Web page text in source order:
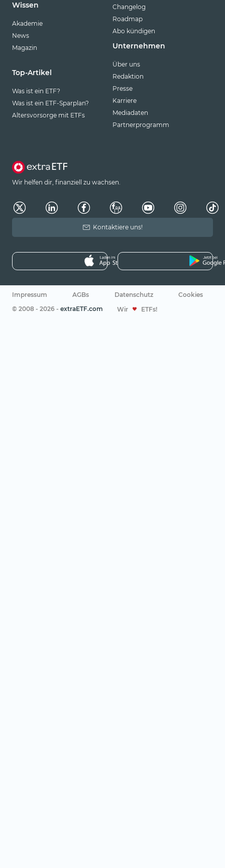
Wissen
Akademie
News
Magazin
Top-Artikel
Was ist ein ETF?
Was ist ein ETF-Sparplan?
Altersvorsorge mit ETFs
Changelog
Roadmap
Abo kündigen
Unternehmen
Über uns
Redaktion
Presse
Karriere
Mediadaten
Partnerprogramm
Wir helfen dir, finanziell zu wachsen.
Kontaktiere uns!
Impressum AGBs Datenschutz
Cookies
© 2008 - 2026 - extraETF.com Wir ETFs!